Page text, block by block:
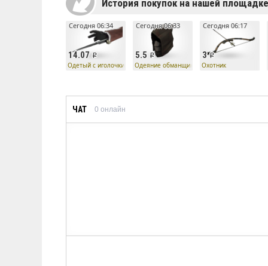
История покупок на нашей площадке
14.07
Сегодня 06:34
Одетый с иголочки
5.5
Сегодня 06:33
Одеяние обманщика
3
Сегодня 06:17
Охотник
ЧАТ 0 онлайн